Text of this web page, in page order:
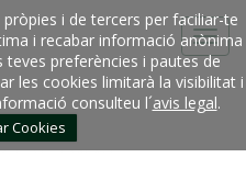
i de tercers per faciliar-te
i recabar informació anònima
preferències i pautes de
les cookies limitarà la visibilitat i
consulteu l´avis legal.
Cookies